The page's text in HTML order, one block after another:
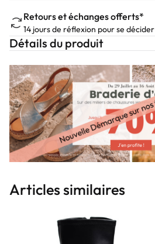
Retours et échanges offerts*
14 jours de réflexion pour se décider
Détails du produit
Articles similaires